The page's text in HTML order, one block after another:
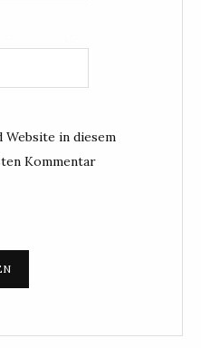
Website in diesem
Kommentar